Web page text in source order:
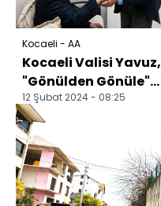
Kocaeli - AA
Kocaeli Valisi Yavuz,
"Gönülden Gönüle"
projesiyle hane
ziyaretlerini sürdü...
12 Şubat 2024 - 08:25